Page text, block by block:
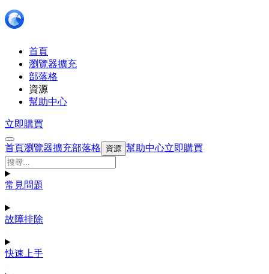
首頁
瀏覽器擴充
部落格
資源
幫助中心
立即購買
首頁瀏覽器擴充部落格 資源 幫助中心立即購買
常見問題
故障排除
快速上手